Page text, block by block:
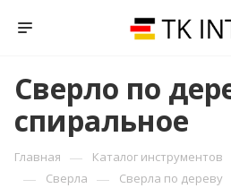
Сверло по
спиральное
Главная — Каталог инструментов
— Сверла — Сверла по дереву